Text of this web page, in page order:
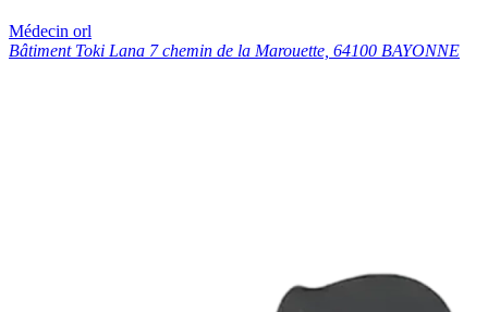
Médecin orl
Bâtiment Toki Lana 7 chemin de la Marouette, 64100 BAYONNE